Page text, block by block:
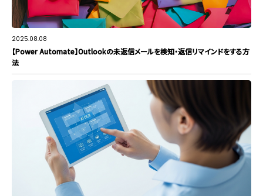
2025.08.08
【Power Automate】Outlookの未返信メールを検知・返信リマインドをする方
法